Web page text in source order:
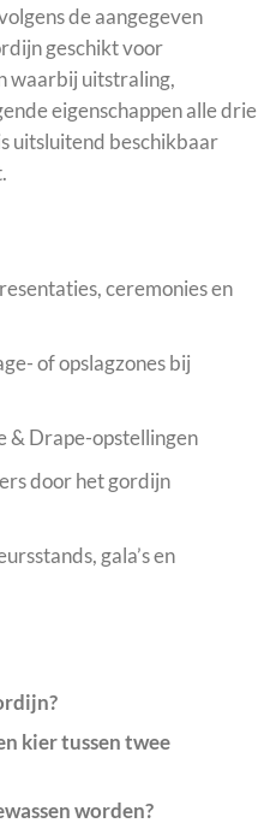
de aangegeven
geschikt voor
waarbij uitstraling,
eigenschappen alle drie
uitsluitend beschikbaar
ceremonies en
of opslagzones bij
& Drape-opstellingen
door het gordijn
gala’s en
kier tussen twee
worden?